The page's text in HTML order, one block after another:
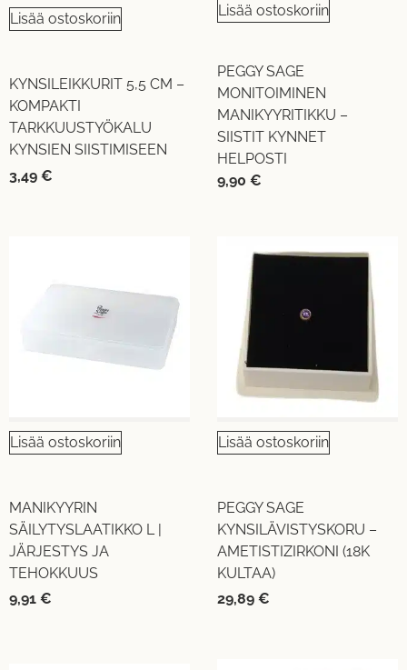
Lisää ostoskoriin
KYNSILEIKKURIT 5,5 CM –
KOMPAKTI
TARKKUUSTYÖKALU
KYNSIEN SIISTIMISEEN
3,49 €
Lisää ostoskoriin
PEGGY SAGE
MONITOIMINEN
MANIKYYRITIKKU –
SIISTIT KYNNET
HELPOSTI
9,90 €
Lisää ostoskoriin
MANIKYYRIN
SÄILYTYSLAATIKKO L |
JÄRJESTYS JA
TEHOKKUUS
9,91 €
Lisää ostoskoriin
PEGGY SAGE
KYNSILÄVISTYSKORU –
AMETISTIZIRKONI (18K
KULTAA)
29,89 €